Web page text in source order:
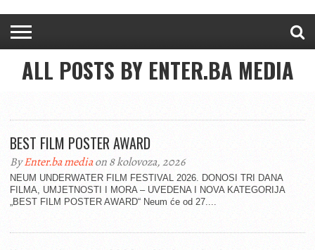
ALL POSTS BY ENTER.BA MEDIA
BEST FILM POSTER AWARD
ByEnter.ba mediaon 8 kolovoza, 2026
NEUM UNDERWATER FILM FESTIVAL 2026. DONOSI TRI DANA
FILMA, UMJETNOSTI I MORA – UVEDENA I NOVA KATEGORIJA
„BEST FILM POSTER AWARD“ Neum će od 27....